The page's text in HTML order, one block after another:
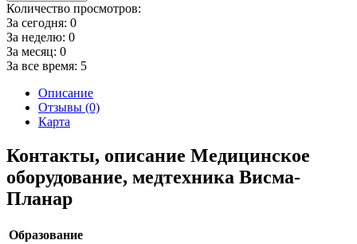
Количество просмотров:
За сегодня: 0
За неделю: 0
За месяц: 0
За все время: 5
Описание
Отзывы (0)
Карта
Контакты, описание Медицинское
оборудование, медтехника Висма-
Планар
Образование